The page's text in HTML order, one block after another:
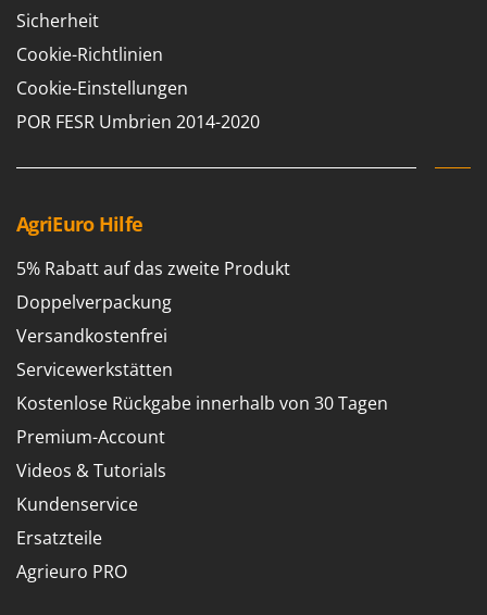
Sicherheit
Cookie-Richtlinien
Cookie-Einstellungen
POR FESR Umbrien 2014-2020
AgriEuro Hilfe
5% Rabatt auf das zweite Produkt
Doppelverpackung
Versandkostenfrei
Servicewerkstätten
Kostenlose Rückgabe innerhalb von 30 Tagen
Premium-Account
Videos & Tutorials
Kundenservice
Ersatzteile
Agrieuro PRO